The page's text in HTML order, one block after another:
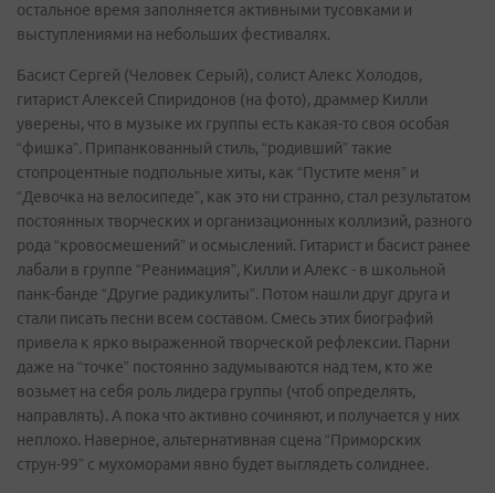
остальное время заполняется активными тусовками и
выступлениями на небольших фестивалях.
Басист Сергей (Человек Серый), солист Алекс Холодов,
гитарист Алексей Спиридонов (на фото), драммер Килли
уверены, что в музыке их группы есть какая-то своя особая
“фишка”. Припанкованный стиль, “родивший” такие
стопроцентные подпольные хиты, как “Пустите меня” и
“Девочка на велосипеде”, как это ни странно, стал результатом
постоянных творческих и организационных коллизий, разного
рода “кровосмешений” и осмыслений. Гитарист и басист ранее
лабали в группе “Реанимация”, Килли и Алекс - в школьной
панк-банде “Другие радикулиты”. Потом нашли друг друга и
стали писать песни всем составом. Смесь этих биографий
привела к ярко выраженной творческой рефлексии. Парни
даже на “точке” постоянно задумываются над тем, кто же
возьмет на себя роль лидера группы (чтоб определять,
направлять). А пока что активно сочиняют, и получается у них
неплохо. Наверное, альтернативная сцена “Приморских
струн-99” с мухоморами явно будет выглядеть солиднее.